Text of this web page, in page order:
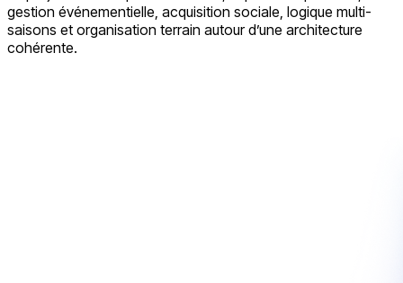
gestion événementielle, acquisition sociale, logique multi-
saisons et organisation terrain autour d’une architecture
cohérente.